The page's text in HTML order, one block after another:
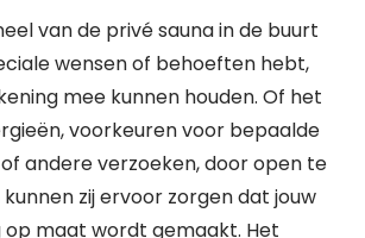
van de privé sauna in de buurt
wensen of behoeften hebt,
mee kunnen houden. Of het
voorkeuren voor bepaalde
andere verzoeken, door open te
zij ervoor zorgen dat jouw
maat wordt gemaakt. Het